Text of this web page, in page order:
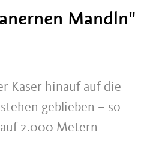
Mandln"
Kaser hinauf auf die
geblieben – so
2.000 Metern